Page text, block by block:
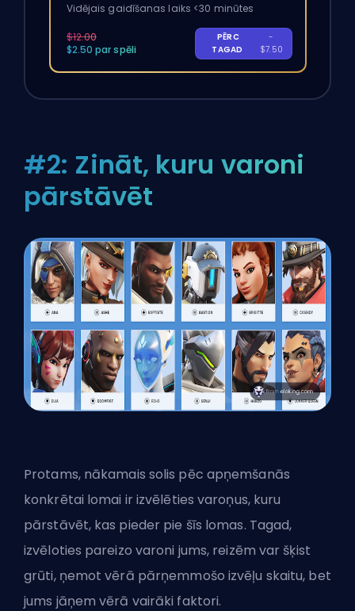
Vidējais gaidīšanas laiks <30 minūtes
$12.00
$2.50 par spēli
PĒRC
TAGAD
-
$7.50
#2: Zināt, kuru varoni
pārstāvēt
Protams, nākamais solis pēc apņemšanās
konkrētai lomai ir izvēlēties varoņus, kuru
pārstāvēt, kas pieder pie šīs lomas. Tagad,
izvēloties pareizo varoni jums, reizēm var šķist
grūti, ņemot vērā pārņemmošo izvēļu skaitu, bet
jums jāņem vērā vairāki faktori.